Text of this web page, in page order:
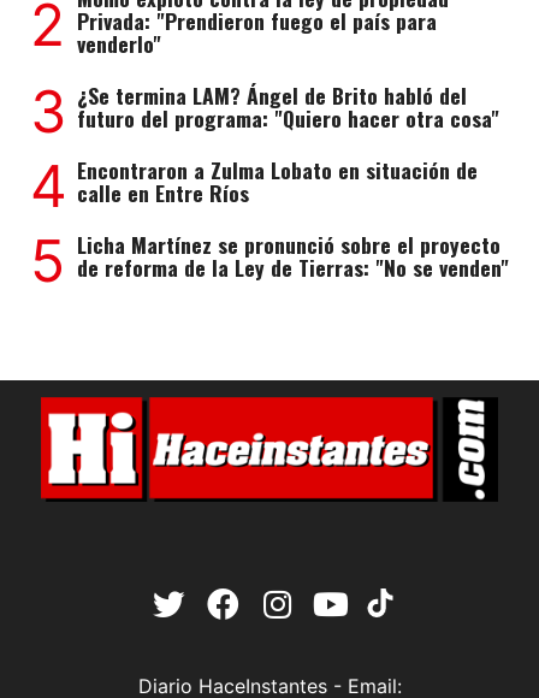
2 Privada: "Prendieron fuego el país para
venderlo"
3 ¿Se termina LAM? Ángel de Brito habló del
futuro del programa: "Quiero hacer otra cosa"
4 Encontraron a Zulma Lobato en situación de
calle en Entre Ríos
5 Licha Martínez se pronunció sobre el proyecto
de reforma de la Ley de Tierras: "No se venden"
Diario HaceInstantes - Email: